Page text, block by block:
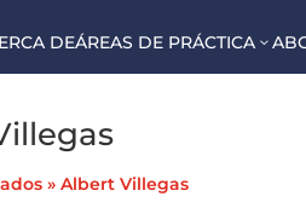
DEÁREAS DE PRÁCTICA 3
» Albert Villegas